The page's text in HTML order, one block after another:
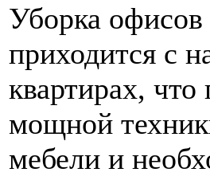
Уборка
приходится с
квартирах, что
мощной
мебели и